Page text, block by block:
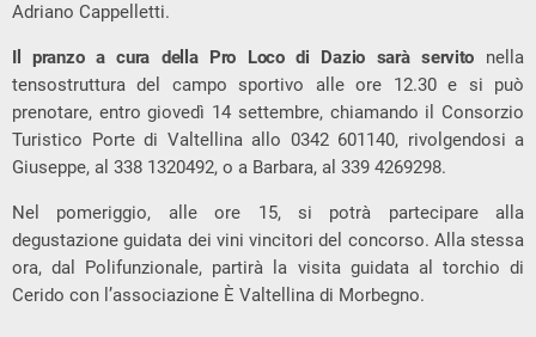
Adriano Cappelletti.
Il pranzo a cura della Pro Loco di Dazio sarà servito nella
tensostruttura del campo sportivo alle ore 12.30 e si può
prenotare, entro giovedì 14 settembre, chiamando il Consorzio
Turistico Porte di Valtellina allo 0342 601140, rivolgendosi a
Giuseppe, al 338 1320492, o a Barbara, al 339 4269298.
Nel pomeriggio, alle ore 15, si potrà partecipare alla
degustazione guidata dei vini vincitori del concorso. Alla stessa
ora, dal Polifunzionale, partirà la visita guidata al torchio di
Cerido con l’associazione È Valtellina di Morbegno.